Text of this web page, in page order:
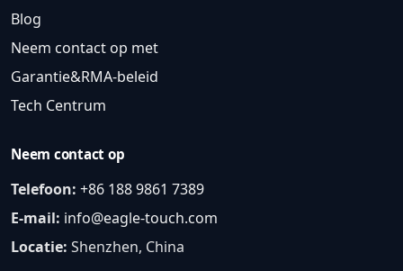
Blog
Neem contact op met
Garantie&RMA-beleid
Tech Centrum
Neem contact op
Telefoon: +86 188 9861 7389
E-mail: info@eagle-touch.com
Locatie: Shenzhen, China